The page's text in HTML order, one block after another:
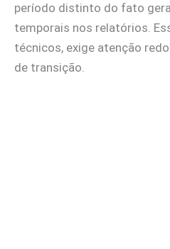
período distinto do fato
temporais nos relatórios.
técnicos, exige atenção
de transição.